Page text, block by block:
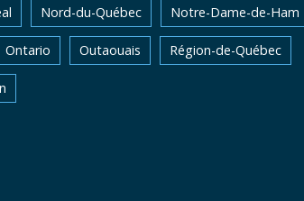
Nord-du-Québec Notre-Dame-de-Ham
Ontario Outaouais Région-de-Québec